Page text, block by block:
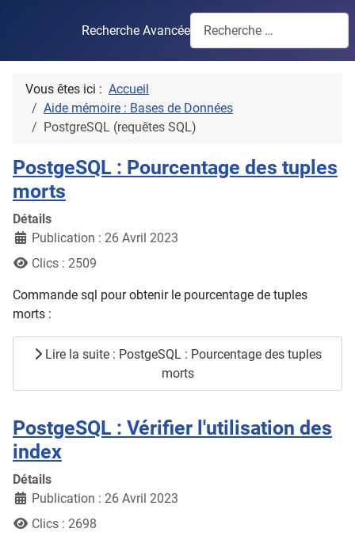
Recherche Avancée
Vous êtes ici : Accueil
Aide mémoire : Bases de Données
PostgreSQL (requêtes SQL)
PostgeSQL : Pourcentage des tuples
morts
Détails
Publication : 26 Avril 2023
Clics : 2509
Commande sql pour obtenir le pourcentage de tuples
morts :
Lire la suite : PostgeSQL : Pourcentage des tuples
morts
PostgeSQL : Vérifier l'utilisation des
index
Détails
Publication : 26 Avril 2023
Clics : 2698